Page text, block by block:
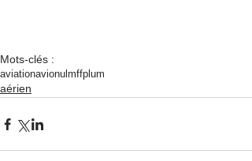
Mots-clés :
aviationavionulmffplum
aérien